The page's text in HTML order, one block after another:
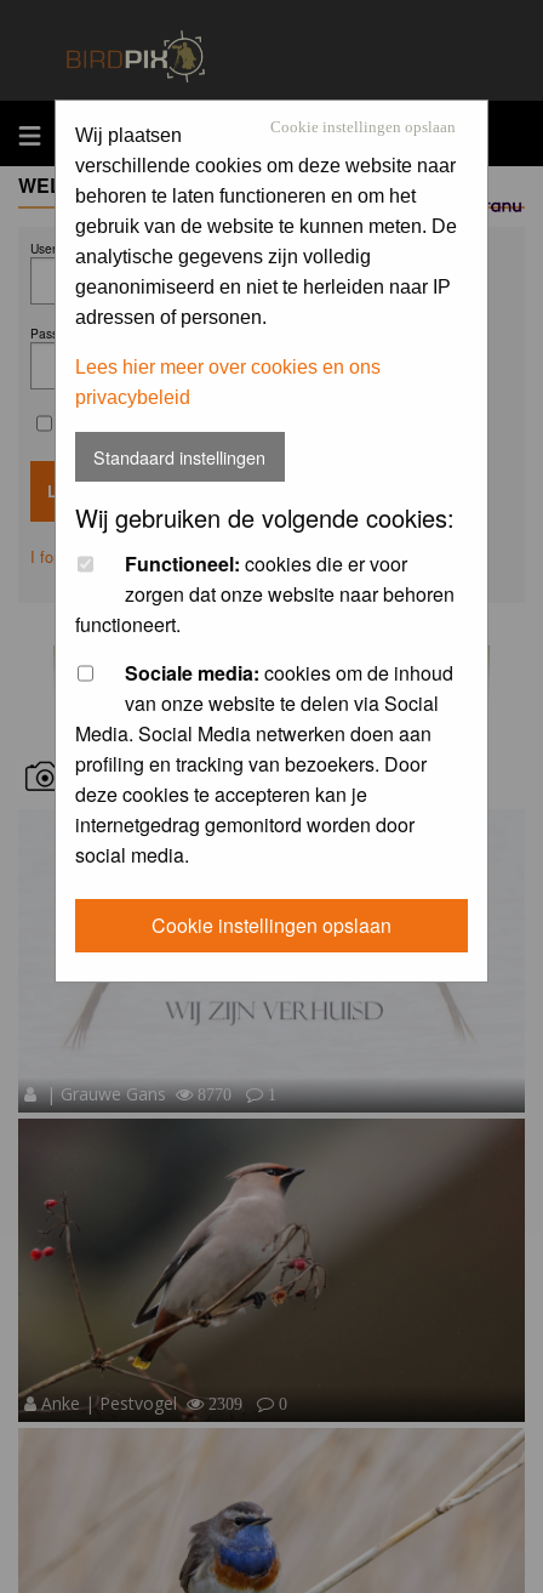
MENU
Sponsored by
Cookie instellingen opslaan
Wij plaatsen
verschillende cookies om deze website naar
behoren te laten functioneren en om het
gebruik van de website te kunnen meten. De
analytische gegevens zijn volledig
geanonimiseerd en niet te herleiden naar IP
adressen of personen.
Lees hier meer over cookies en ons
privacybeleid
Standaard instellingen
Wij gebruiken de volgende cookies:
Functioneel: cookies die er voor
zorgen dat onze website naar behoren
functioneert.
Sociale media: cookies om de inhoud
van onze website te delen via Social
Media. Social Media netwerken doen aan
profiling en tracking van bezoekers. Door
deze cookies te accepteren kan je
internetgedrag gemonitord worden door
social media.
Cookie instellingen opslaan
WELCOME GUEST
Username:
Password:
I forgot my password
RECENT BIRD PICS
| Grauwe Gans 8770 1
Anke | Pestvogel 2309 0